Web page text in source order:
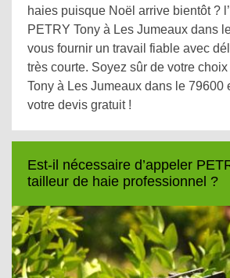
haies puisque Noël arrive bientôt ?
PETRY Tony à Les Jumeaux dans
vous fournir un travail fiable avec
très courte. Soyez sûr de votre
Tony à Les Jumeaux dans le 79600
votre devis gratuit !
Est-il nécessaire d’appeler
tailleur de haie professionnel ?